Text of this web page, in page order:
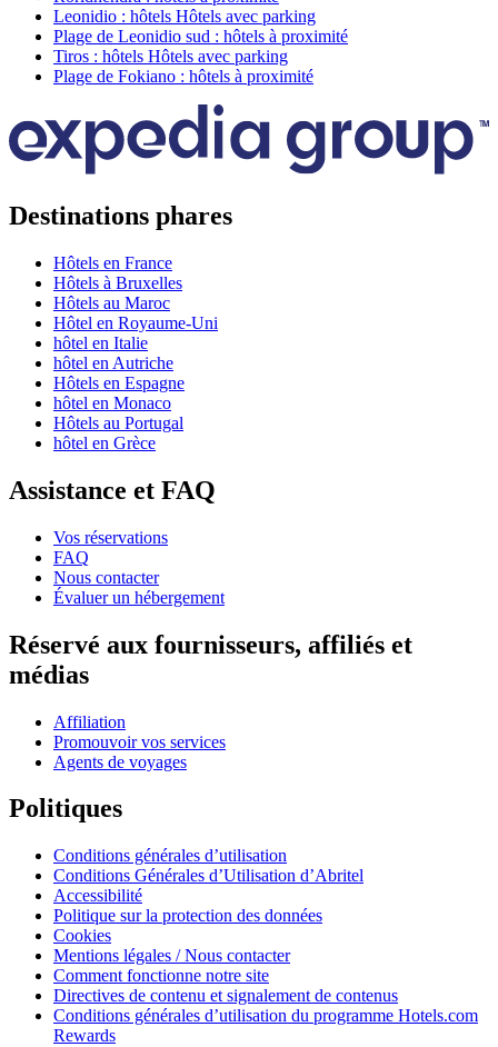
Leonidio : hôtels Hôtels avec parking
Plage de Leonidio sud : hôtels à proximité
Tiros : hôtels Hôtels avec parking
Plage de Fokiano : hôtels à proximité
Destinations phares
Hôtels en France
Hôtels à Bruxelles
Hôtels au Maroc
Hôtel en Royaume-Uni
hôtel en Italie
hôtel en Autriche
Hôtels en Espagne
hôtel en Monaco
Hôtels au Portugal
hôtel en Grèce
Assistance et FAQ
Vos réservations
FAQ
Nous contacter
Évaluer un hébergement
Réservé aux fournisseurs, affiliés et
médias
Affiliation
Promouvoir vos services
Agents de voyages
Politiques
Conditions générales d’utilisation
Conditions Générales d’Utilisation d’Abritel
Accessibilité
Politique sur la protection des données
Cookies
Mentions légales / Nous contacter
Comment fonctionne notre site
Directives de contenu et signalement de contenus
Conditions générales d’utilisation du programme Hotels.com
Rewards